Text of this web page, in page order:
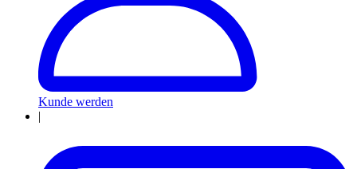
Kunde werden
|